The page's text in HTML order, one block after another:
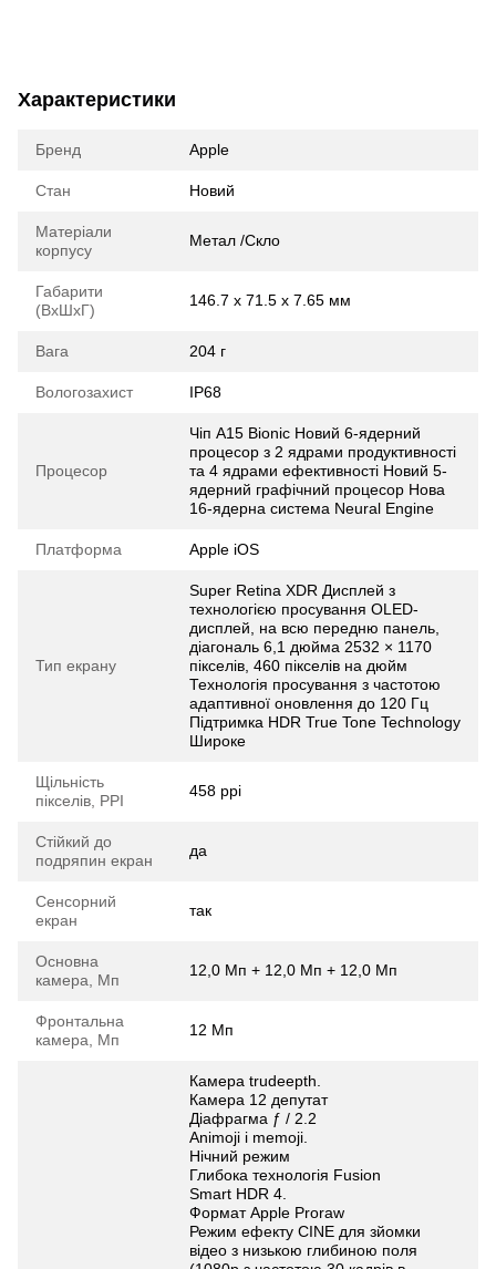
Характеристики
Бренд Apple
Стан Новий
Матеріали
корпусу
Метал /Скло
Габарити
(ВхШхГ)
146.7 x 71.5 x 7.65 мм
Вага 204 г
Вологозахист IP68
Процесор
Чіп A15 Bionic Новий 6-ядерний
процесор з 2 ядрами продуктивності
та 4 ядрами ефективності Новий 5-
ядерний графічний процесор Нова
16-ядерна система Neural Engine
Платформа Apple iOS
Тип екрану
Super Retina XDR Дисплей з
технологією просування OLED-
дисплей, на всю передню панель,
діагональ 6,1 дюйма 2532 × 1170
пікселів, 460 пікселів на дюйм
Технологія просування з частотою
адаптивної оновлення до 120 Гц
Підтримка HDR True Tone Technology
Широке
Щільність
пікселів, PPI
458 ppi
Стійкий до
подряпин екран
да
Сенсорний
екран
так
Основна
камера, Мп
12,0 Мп + 12,0 Мп + 12,0 Мп
Фронтальна
камера, Мп
12 Мп
Камера trudeepth.
Камера 12 депутат
Діафрагма ƒ / 2.2
Animoji і memoji.
Нічний режим
Глибока технологія Fusion
Smart HDR 4.
Формат Apple Proraw
Режим ефекту CINE для зйомки
відео з низькою глибиною поля